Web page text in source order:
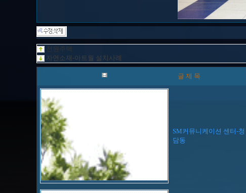
전원주택
자연소재-아트월 설치사례
글 제 목
SM커뮤니케이션 센터-청
담동